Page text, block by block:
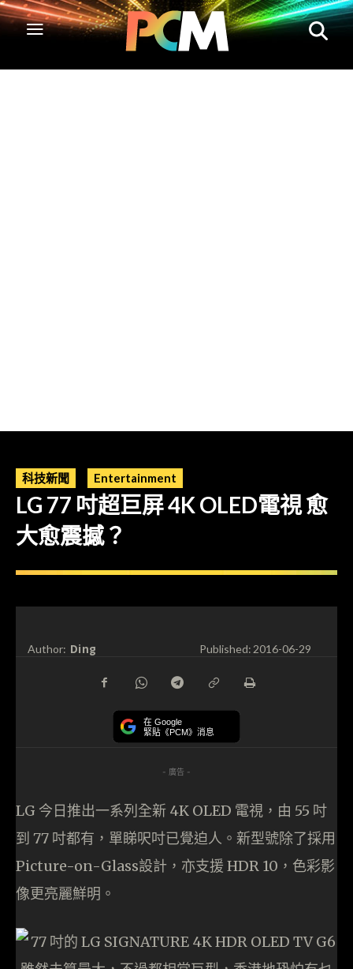
科技新聞 Entertainment
LG 77 吋超巨屏 4K OLED電視 愈
大愈震撼？
Author: Ding Published:2016-06-29
在 Google
緊貼《PCM》消息
- 廣告 -
LG 今日推出一系列全新 4K OLED 電視，由 55 吋
到 77 吋都有，單睇呎吋已覺迫人。新型號除了採用
Picture-on-Glass設計，亦支援 HDR 10，色彩影
像更亮麗鮮明。